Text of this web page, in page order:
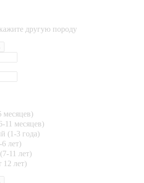
другую породу
11 месяцев)
(1-3 года)
лет)
11 лет)
лет)